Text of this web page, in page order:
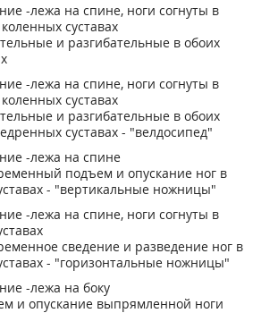
-лежа на спине, ноги согнуты в
суставах
и разгибательные в обоих
-лежа на спине, ноги согнуты в
суставах
и разгибательные в обоих
суставах - "велдосипед"
-лежа на спине
подъем и опускание ног в
- "вертикальные ножницы"
-лежа на спине, ноги согнуты в
сведение и разведение ног в
- "горизонтальные ножницы"
-лежа на боку
и опускание выпрямленной ноги